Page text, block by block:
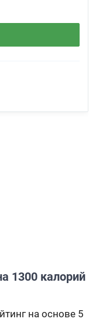
1300 калорий
на основе 5